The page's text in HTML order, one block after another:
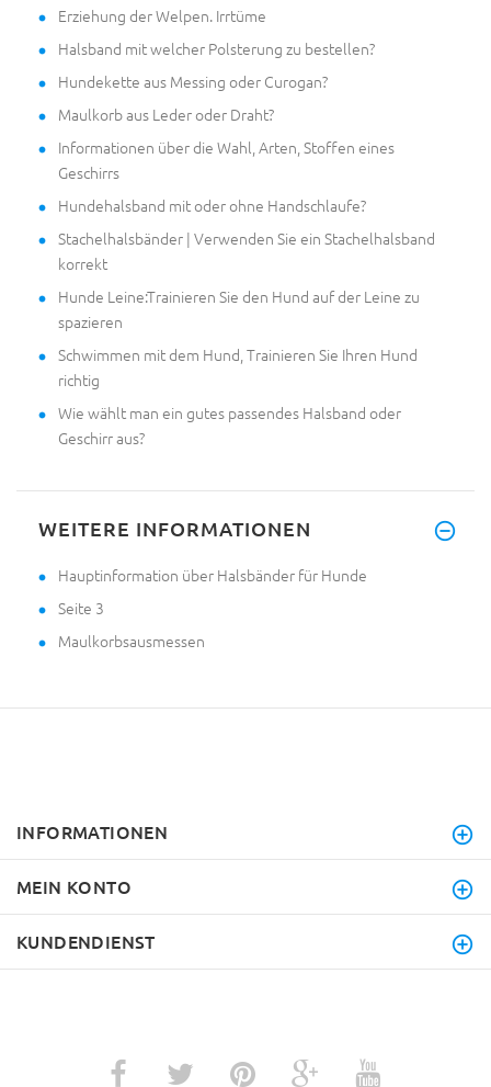
Erziehung der Welpen. Irrtüme
Halsband mit welcher Polsterung zu bestellen?
Hundekette aus Messing oder Curogan?
Maulkorb aus Leder oder Draht?
Informationen über die Wahl, Arten, Stoffen eines
Geschirrs
Hundehalsband mit oder ohne Handschlaufe?
Stachelhalsbänder | Verwenden Sie ein Stachelhalsband
korrekt
Hunde Leine:Trainieren Sie den Hund auf der Leine zu
spazieren
Schwimmen mit dem Hund, Trainieren Sie Ihren Hund
richtig
Wie wählt man ein gutes passendes Halsband oder
Geschirr aus?
WEITERE INFORMATIONEN
Hauptinformation über Halsbänder für Hunde
Seite 3
Maulkorbsausmessen
INFORMATIONEN
MEIN KONTO
KUNDENDIENST